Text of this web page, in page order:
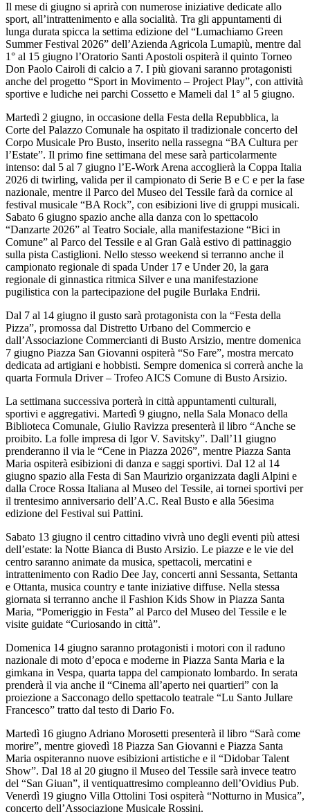
Il mese di giugno si aprirà con numerose iniziative dedicate allo
sport, all’intrattenimento e alla socialità. Tra gli appuntamenti di
lunga durata spicca la settima edizione del “Lumachiamo Green
Summer Festival 2026” dell’Azienda Agricola Lumapiù, mentre dal
1° al 15 giugno l’Oratorio Santi Apostoli ospiterà il quinto Torneo
Don Paolo Cairoli di calcio a 7. I più giovani saranno protagonisti
anche del progetto “Sport in Movimento – Project Play”, con attività
sportive e ludiche nei parchi Cossetto e Mameli dal 1° al 5 giugno.
Martedì 2 giugno, in occasione della Festa della Repubblica, la
Corte del Palazzo Comunale ha ospitato il tradizionale concerto del
Corpo Musicale Pro Busto, inserito nella rassegna “BA Cultura per
l’Estate”. Il primo fine settimana del mese sarà particolarmente
intenso: dal 5 al 7 giugno l’E-Work Arena accoglierà la Coppa Italia
2026 di twirling, valida per il campionato di Serie B e C e per la fase
nazionale, mentre il Parco del Museo del Tessile farà da cornice al
festival musicale “BA Rock”, con esibizioni live di gruppi musicali.
Sabato 6 giugno spazio anche alla danza con lo spettacolo
“Danzarte 2026” al Teatro Sociale, alla manifestazione “Bici in
Comune” al Parco del Tessile e al Gran Galà estivo di pattinaggio
sulla pista Castiglioni. Nello stesso weekend si terranno anche il
campionato regionale di spada Under 17 e Under 20, la gara
regionale di ginnastica ritmica Silver e una manifestazione
pugilistica con la partecipazione del pugile Burlaka Endrii.
Dal 7 al 14 giugno il gusto sarà protagonista con la “Festa della
Pizza”, promossa dal Distretto Urbano del Commercio e
dall’Associazione Commercianti di Busto Arsizio, mentre domenica
7 giugno Piazza San Giovanni ospiterà “So Fare”, mostra mercato
dedicata ad artigiani e hobbisti. Sempre domenica si correrà anche la
quarta Formula Driver – Trofeo AICS Comune di Busto Arsizio.
La settimana successiva porterà in città appuntamenti culturali,
sportivi e aggregativi. Martedì 9 giugno, nella Sala Monaco della
Biblioteca Comunale, Giulio Ravizza presenterà il libro “Anche se
proibito. La folle impresa di Igor V. Savitsky”. Dall’11 giugno
prenderanno il via le “Cene in Piazza 2026”, mentre Piazza Santa
Maria ospiterà esibizioni di danza e saggi sportivi. Dal 12 al 14
giugno spazio alla Festa di San Maurizio organizzata dagli Alpini e
dalla Croce Rossa Italiana al Museo del Tessile, ai tornei sportivi per
il trentesimo anniversario dell’A.C. Real Busto e alla 56esima
edizione del Festival sui Pattini.
Sabato 13 giugno il centro cittadino vivrà uno degli eventi più attesi
dell’estate: la Notte Bianca di Busto Arsizio. Le piazze e le vie del
centro saranno animate da musica, spettacoli, mercatini e
intrattenimento con Radio Dee Jay, concerti anni Sessanta, Settanta
e Ottanta, musica country e tante iniziative diffuse. Nella stessa
giornata si terranno anche il Fashion Kids Show in Piazza Santa
Maria, “Pomeriggio in Festa” al Parco del Museo del Tessile e le
visite guidate “Curiosando in città”.
Domenica 14 giugno saranno protagonisti i motori con il raduno
nazionale di moto d’epoca e moderne in Piazza Santa Maria e la
gimkana in Vespa, quarta tappa del campionato lombardo. In serata
prenderà il via anche il “Cinema all’aperto nei quartieri” con la
proiezione a Sacconago dello spettacolo teatrale “Lu Santo Jullare
Francesco” tratto dal testo di Dario Fo.
Martedì 16 giugno Adriano Morosetti presenterà il libro “Sarà come
morire”, mentre giovedì 18 Piazza San Giovanni e Piazza Santa
Maria ospiteranno nuove esibizioni artistiche e il “Didobar Talent
Show”. Dal 18 al 20 giugno il Museo del Tessile sarà invece teatro
del “San Giuan”, il ventiquattresimo compleanno dell’Ovidius Pub.
Venerdì 19 giugno Villa Ottolini Tosi ospiterà “Notturno in Musica”,
concerto dell’Associazione Musicale Rossini.